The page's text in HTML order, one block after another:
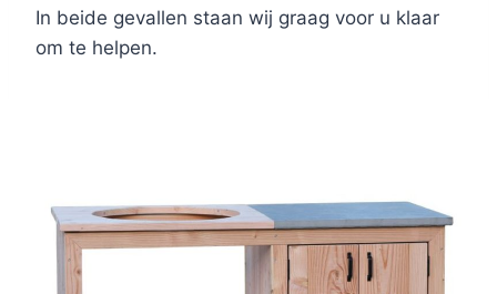
In beide gevallen staan wij graag voor u klaar
om te helpen.